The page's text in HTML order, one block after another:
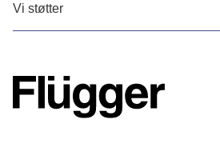
Vi støtter